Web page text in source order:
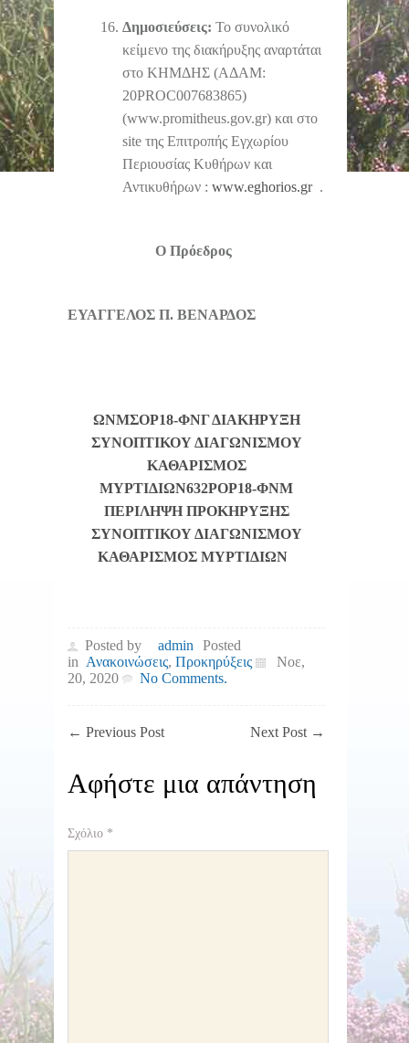
Δημοσιεύσεις: Το συνολικό
κείμενο της διακήρυξης αναρτάται
στο ΚΗΜΔΗΣ (ΑΔΑΜ:
20PROC007683865)
(www.promitheus.gov.gr) και στο
site της Επιτροπής Εγχωρίου
Περιουσίας Κυθήρων και
Αντικυθήρων : www.eghorios.gr.
Ο Πρόεδρος
ΕΥΑΓΓΕΛΟΣ Π. ΒΕΝΑΡΔΟΣ
ΩΝΜΣΟΡ18-ΦΝΓ ΔΙΑΚΗΡΥΞΗ
ΣΥΝΟΠΤΙΚΟΥ ΔΙΑΓΩΝΙΣΜΟΥ
ΚΑΘΑΡΙΣΜΟΣ
ΜΥΡΤΙΔΙΩΝ632ΡΟΡ18-ΦΝΜ
ΠΕΡΙΛΗΨΗ ΠΡΟΚΗΡΥΞΗΣ
ΣΥΝΟΠΤΙΚΟΥ ΔΙΑΓΩΝΙΣΜΟΥ
ΚΑΘΑΡΙΣΜΟΣ ΜΥΡΤΙΔΙΩΝ
Posted by admin
Posted
in Ανακοινώσεις, Προκηρύξεις
Νοε,
20, 2020
No Comments.
← Previous Post Next Post →
Αφήστε μια απάντηση
Σχόλιο *